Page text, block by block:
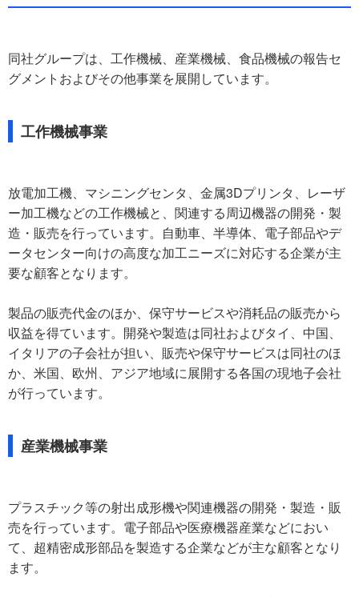
同社グループは、工作機械、産業機械、食品機械の報告セ
グメントおよびその他事業を展開しています。
工作機械事業
放電加工機、マシニングセンタ、金属3Dプリンタ、レーザ
ー加工機などの工作機械と、関連する周辺機器の開発・製
造・販売を行っています。自動車、半導体、電子部品やデ
ータセンター向けの高度な加工ニーズに対応する企業が主
要な顧客となります。
製品の販売代金のほか、保守サービスや消耗品の販売から
収益を得ています。開発や製造は同社およびタイ、中国、
イタリアの子会社が担い、販売や保守サービスは同社のほ
か、米国、欧州、アジア地域に展開する各国の現地子会社
が行っています。
産業機械事業
プラスチック等の射出成形機や関連機器の開発・製造・販
売を行っています。電子部品や医療機器産業などにおい
て、超精密成形部品を製造する企業などが主な顧客となり
ます。